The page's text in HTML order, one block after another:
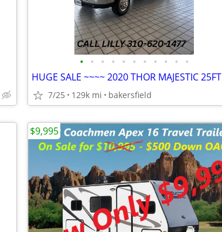
• • • • • • • • • • •
HUGE SALE ~~~~ 2020 THOR MAJESTIC 25FT
7/25 129k mi bakersfield
$9,995